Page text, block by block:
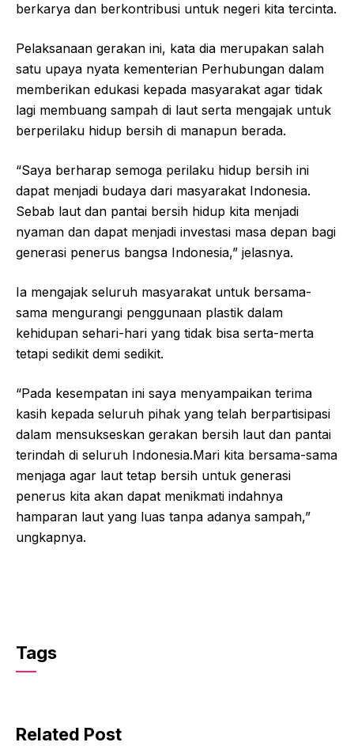
berkarya dan berkontribusi untuk negeri kita tercinta.
Pelaksanaan gerakan ini, kata dia merupakan salah
satu upaya nyata kementerian Perhubungan dalam
memberikan edukasi kepada masyarakat agar tidak
lagi membuang sampah di laut serta mengajak untuk
berperilaku hidup bersih di manapun berada.
“Saya berharap semoga perilaku hidup bersih ini
dapat menjadi budaya dari masyarakat Indonesia.
Sebab laut dan pantai bersih hidup kita menjadi
nyaman dan dapat menjadi investasi masa depan bagi
generasi penerus bangsa Indonesia,” jelasnya.
Ia mengajak seluruh masyarakat untuk bersama-
sama mengurangi penggunaan plastik dalam
kehidupan sehari-hari yang tidak bisa serta-merta
tetapi sedikit demi sedikit.
“Pada kesempatan ini saya menyampaikan terima
kasih kepada seluruh pihak yang telah berpartisipasi
dalam mensukseskan gerakan bersih laut dan pantai
terindah di seluruh Indonesia.Mari kita bersama-sama
menjaga agar laut tetap bersih untuk generasi
penerus kita akan dapat menikmati indahnya
hamparan laut yang luas tanpa adanya sampah,”
ungkapnya.
Tags
Related Post